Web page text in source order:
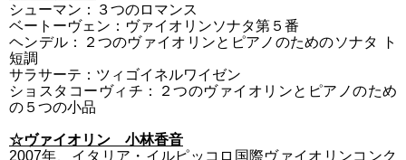
シューマン：３つのロマンス
ベートーヴェン：ヴァイオリンソナタ第５番
ヘンデル：２つのヴァイオリンとピアノのためのソナタ ト
短調
サラサーテ：ツィゴイネルワイゼン
ショスタコーヴィチ：２つのヴァイオリンとピアノのため
の５つの小品
☆ヴァイオリン 小林香音
2007年、イタリア・イルピッコロ国際ヴァイオリンコンク